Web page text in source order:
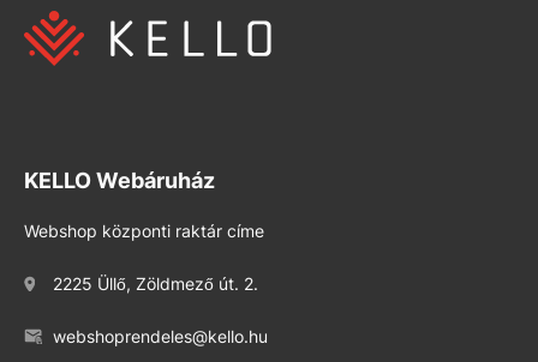
KELLO Webáruház
Webshop központi raktár címe
2225 Üllő, Zöldmező út. 2.
webshoprendeles@kello.hu